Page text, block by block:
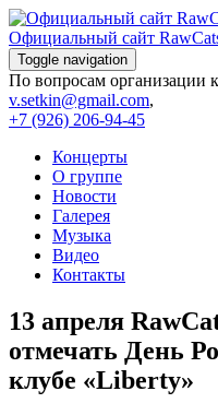
Skip
to
content
Официальный сайт
Toggle navigation
По вопросам организации
v.setkin@gmail.com,
+7 (926) 206-94-45
Концерты
О группе
Новости
Галерея
Музыка
Видео
Контакты
13 апреля
отмечать День
клубе «Liberty»